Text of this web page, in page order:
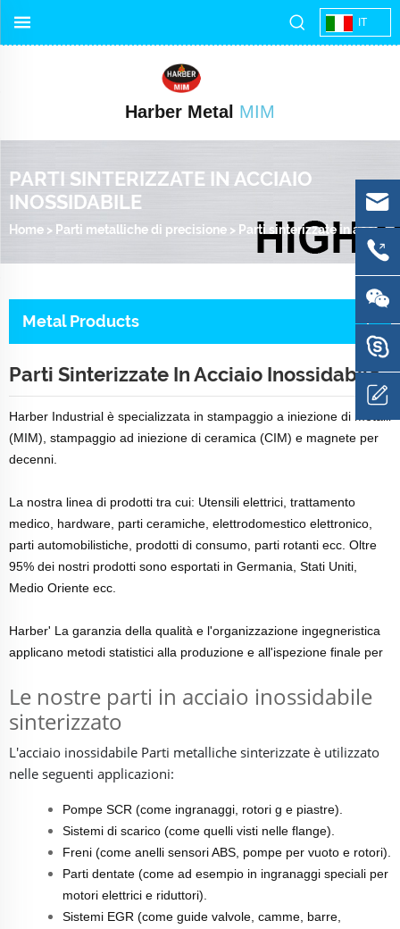
IT
Harber Metal MIM
PARTI SINTERIZZATE IN ACCIAIO
INOSSIDABILE
Home > Parti metalliche di precisione > Parti sinterizzate in acciaio inossidabile
Metal Products
Parti Sinterizzate In Acciaio Inossidabile
Harber Industrial è specializzata in stampaggio a iniezione di metalli
(MIM), stampaggio ad iniezione di ceramica (CIM) e magnete per
decenni.
La nostra linea di prodotti tra cui: Utensili elettrici, trattamento
medico, hardware, parti ceramiche, elettrodomestico elettronico,
parti automobilistiche, prodotti di consumo, parti rotanti ecc. Oltre
95% dei nostri prodotti sono esportati in Germania, Stati Uniti,
Medio Oriente ecc.
Harber' La garanzia della qualità e l'organizzazione ingegneristica
applicano metodi statistici alla produzione e all'ispezione finale per
Le nostre parti in acciaio inossidabile
sinterizzato
L'acciaio inossidabile Parti metalliche sinterizzate è utilizzato
nelle seguenti applicazioni:
Pompe SCR (come ingranaggi, rotori g e piastre).
Sistemi di scarico (come quelli visti nelle flange).
Freni (come anelli sensori ABS, pompe per vuoto e rotori).
Parti dentate (come ad esempio in ingranaggi speciali per
motori elettrici e riduttori).
Sistemi EGR (come guide valvole, camme, barre,